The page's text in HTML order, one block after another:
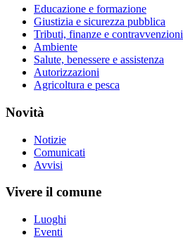
Educazione e formazione
Giustizia e sicurezza pubblica
Tributi, finanze e contravvenzioni
Ambiente
Salute, benessere e assistenza
Autorizzazioni
Agricoltura e pesca
Novità
Notizie
Comunicati
Avvisi
Vivere il comune
Luoghi
Eventi